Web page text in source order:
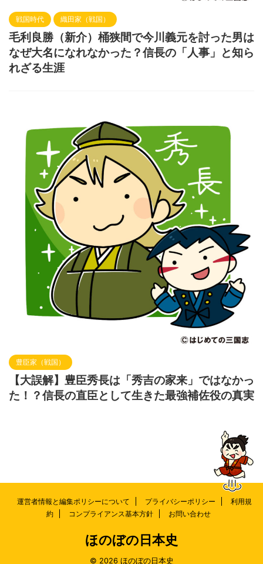
戦国時代 織田家（戦国）
毛利良勝（新介）桶狭間で今川義元を討った男は
なぜ大名になれなかった？信長の「人事」と知ら
れざる生涯
豊臣家（戦国）
【大誤解】豊臣秀長は「秀吉の家来」ではなかっ
た！？信長の直臣として生きた最強補佐役の真実
運営者情報と編集ポリシーについて プライバシーポリシー
利用規
約
コンプライアンス基本方針 お問い合わせ
ほのぼの日本史
© 2026 ほのぼの日本史